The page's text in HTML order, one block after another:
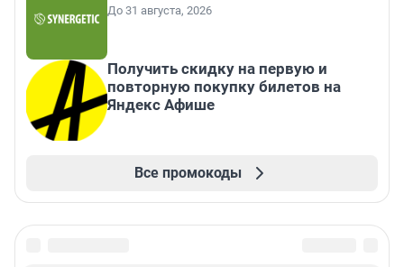
До 31 августа, 2026
Получить скидку на первую и
повторную покупку билетов на
Яндекс Афише
Все промокоды